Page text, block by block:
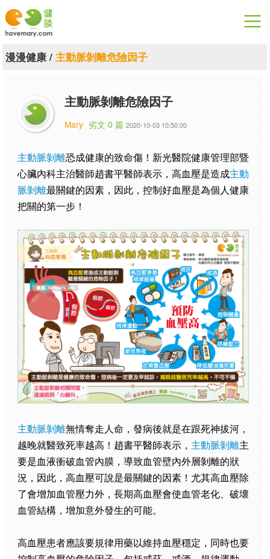
漫漫健康
關於健談
聯絡我們
下載專區
漫漫健康/ 主動脈剝離危險因子
主動脈剝離危險因子
Mary 劣文 0 篇 2020-10-03 10:50:00
主動脈剝離恐成健康的致命傷！新光醫院健康管理部暨
心臟內科主治醫師趙書平醫師表示，高血壓是造成主動
脈剝離最關鍵的因素，因此，控制好血壓是為個人健康
把關的第一步！
主動脈剝離無情奪走人命，發病後就是在跟死神拔河，
越晚就醫致死率越高！趙書平醫師表示， 主動脈剝離主
要是血液衝破血管內膜，導致血管壁內外層剝離的狀
況，因此，高血壓可說是最關鍵的因素！尤其高血壓除
了會增加血管壓力外，長期高血壓會使血管老化、破壞
血管結構，增加意外發生的可能。
高血壓患者應該要規律用藥以維持血壓穩定，同時也要